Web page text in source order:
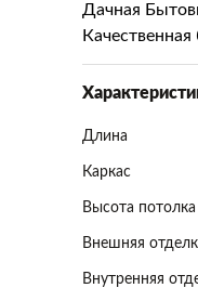
Дачная
Длина
Каркас
Высота потолка
Внешняя
Внутренняя